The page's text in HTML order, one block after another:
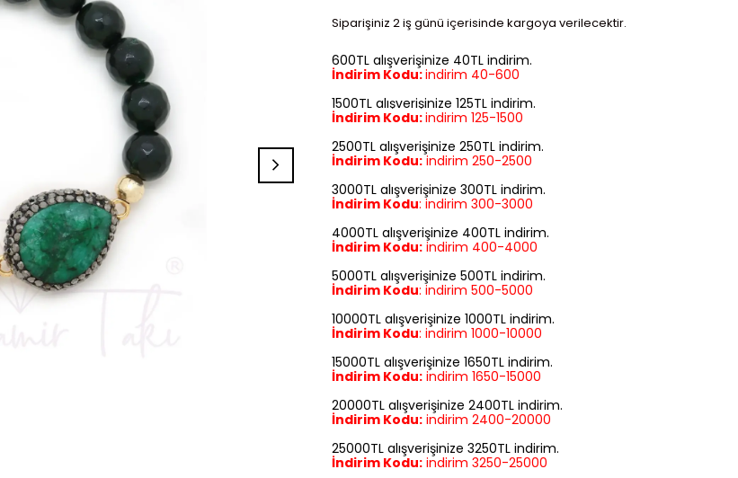
Siparişiniz 2 iş günü içerisinde kargoya verilecektir.
600TL alışverişinize 40TL indirim.
İndirim Kodu:indirim 40-600
1500TL alışverişinize 125TL indirim.
İndirim Kodu:indirim 125-1500
2500TL alışverişinize 250TL indirim.
İndirim Kodu: indirim 250-2500
3000TL alışverişinize 300TL indirim.
İndirim Kodu: indirim 300-3000
4000TL alışverişinize 400TL indirim.
İndirim Kodu: indirim 400-4000
5000TL alışverişinize 500TL indirim.
İndirim Kodu: indirim 500-5000
10000TL alışverişinize 1000TL indirim.
İndirim Kodu: indirim 1000-10000
15000TL alışverişinize 1650TL indirim.
İndirim Kodu: indirim 1650-15000
20000TL alışverişinize 2400TL indirim.
İndirim Kodu: indirim 2400-20000
25000TL alışverişinize 3250TL indirim.
İndirim Kodu: indirim 3250-25000